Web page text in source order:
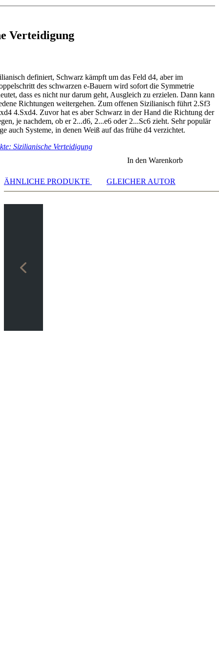
I
II
in relationship to the Hedgehog
Verteidigung
definiert, Schwarz kämpft um das Feld d4, aber im
des schwarzen e-Bauern wird sofort die Symmetrie
dass es nicht nur darum geht, Ausgleich zu erzielen. Dann kann
Richtungen weitergehen. Zum offenen Sizilianisch führt 2.Sf3
4.Sxd4. Zuvor hat es aber Schwarz in der Hand die Richtung der
je nachdem, ob er 2...d6, 2...e6 oder 2...Sc6 zieht. Sehr populär
auch Systeme, in denen Weiß auf das frühe d4 verzichtet.
Sizilianische Verteidigung
In den Warenkorb
ÄHNLICHE PRODUKTE GLEICHER AUTOR